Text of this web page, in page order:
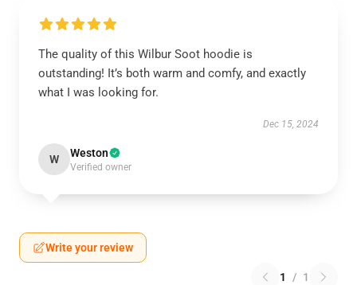
The quality of this Wilbur Soot hoodie is
outstanding! It’s both warm and comfy, and exactly
what I was looking for.
Dec 15, 2024
W Weston
Verified owner
Write your review
1 / 1